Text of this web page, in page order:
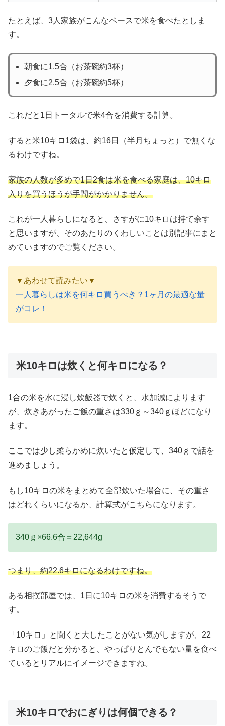
たとえば、3人家族がこんなペースで米を食べたとしま
す。
朝食に1.5合（お茶碗約3杯）
夕食に2.5合（お茶碗約5杯）
これだと1日トータルで米4合を消費する計算。
すると米10キロ1袋は、約16日（半月ちょっと）で無くな
るわけですね。
家族の人数が多めで1日2食は米を食べる家庭は、10キロ
入りを買うほうが手間がかかりません。
これが一人暮らしになると、さすがに10キロは持て余す
と思いますが、そのあたりのくわしいことは別記事にまと
めていますのでご覧ください。
▼あわせて読みたい▼
一人暮らしは米を何キロ買うべき？1ヶ月の最適な量
がコレ！
米10キロは炊くと何キロになる？
1合の米を水に浸し炊飯器で炊くと、水加減によります
が、炊きあがったご飯の重さは330ｇ～340ｇほどになり
ます。
ここでは少し柔らかめに炊いたと仮定して、340ｇで話を
進めましょう。
もし10キロの米をまとめて全部炊いた場合に、その重さ
はどれくらいになるか、計算式がこちらになります。
340ｇ×66.6合＝22,644g
つまり、約22.6キロになるわけですね。
ある相撲部屋では、1日に10キロの米を消費するそうで
す。
「10キロ」と聞くと大したことがない気がしますが、22
キロのご飯だと分かると、やっぱりとんでもない量を食べ
ているとリアルにイメージできますね。
米10キロでおにぎりは何個できる？